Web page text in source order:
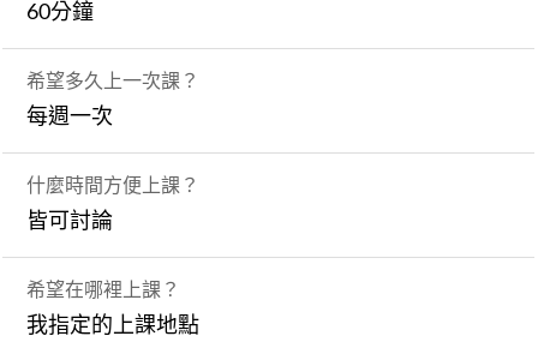
60分鐘
希望多久上一次課？
每週一次
什麼時間方便上課？
皆可討論
希望在哪裡上課？
我指定的上課地點